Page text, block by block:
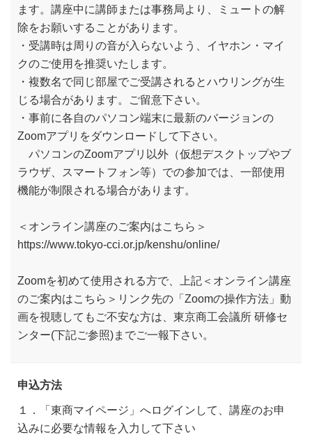
ます。講座中に講師または事務局より、ミュートの解
除をお願いすることがあります。
・受講時は周りの音が入らないよう、イヤホン・マイ
クのご使用を推奨いたします。
・複数名で同じ部屋でご受講されるとハウリングが生
じる場合があります。ご留意下さい。
・事前に各自のパソコン端末に最新のバージョンの
Zoomアプリをダウンロードして下さい。
パソコンのZoomアプリ以外（仮想デスクトップやブ
ラウザ、スマートフォン等）での参加では、一部使用
機能が制限される場合があります。
＜オンライン講座のご案内はこちら＞
https://www.tokyo-cci.or.jp/kenshu/online/
Zoomを初めて使用される方で、上記＜オンライン講座
のご案内はこちら＞リンク先の「Zoomの操作方法」動
画を視聴してもご不安な方は、東京商工会議所 研修セ
ンター(下記ご参照)までご一報下さい。
申込方法
１．「東商マイページ」へログインして、講座のお申
込みに必要な情報を入力して下さい